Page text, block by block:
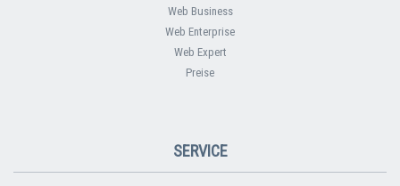
Web Business
Web Enterprise
Web Expert
Preise
SERVICE